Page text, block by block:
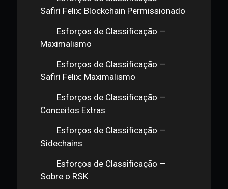
Blockchain x DLTs
Esforços de Classificação —
Blockchains (Públicos)
Esforços de Classificação —
Distributed Ledger
Esforços de Classificação —
Gustavo Paro :Blockchains Públicos e
DLTs
Esforços de Classificação —
Safiri Felix: Blockchain Permissionado